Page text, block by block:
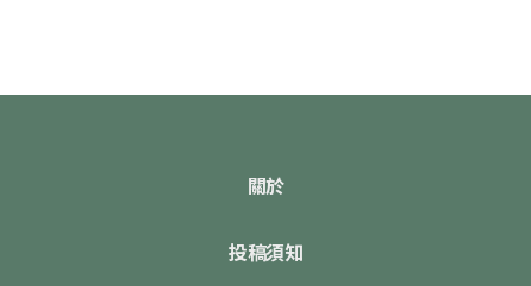
關於
投稿須知